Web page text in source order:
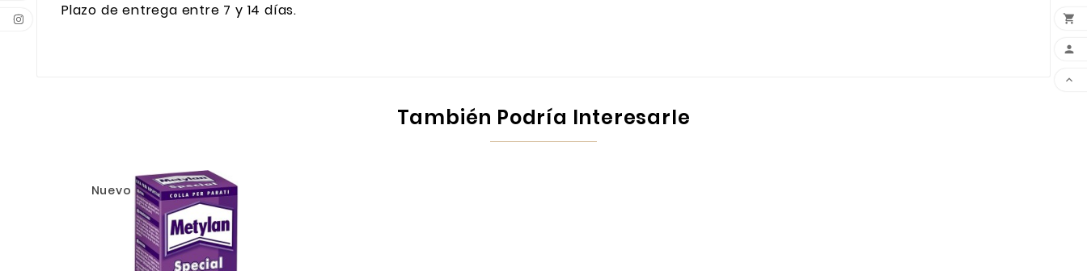
Plazo de entrega entre 7 y 14 días.
También Podría Interesarle
Nuevo


